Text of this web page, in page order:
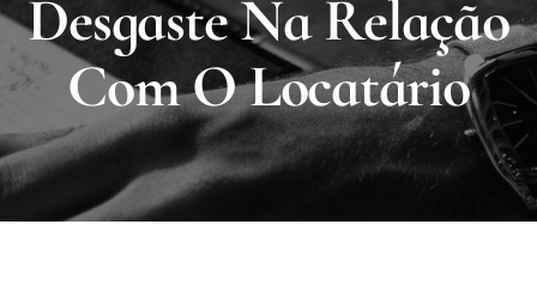
Desgaste Na Relação
Com O Locatário